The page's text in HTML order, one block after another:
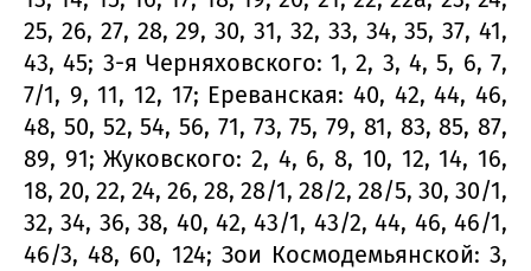
25, 26, 27, 28, 29, 30, 31, 32, 33, 34, 35, 37, 41,
43, 45; 3-я Черняховского: 1, 2, 3, 4, 5, 6, 7,
7/1, 9, 11, 12, 17; Ереванская: 40, 42, 44, 46,
48, 50, 52, 54, 56, 71, 73, 75, 79, 81, 83, 85, 87,
89, 91; Жуковского: 2, 4, 6, 8, 10, 12, 14, 16,
18, 20, 22, 24, 26, 28, 28/1, 28/2, 28/5, 30, 30/1,
32, 34, 36, 38, 40, 42, 43/1, 43/2, 44, 46, 46/1,
46/3, 48, 60, 124; Зои Космодемьянской: 3,